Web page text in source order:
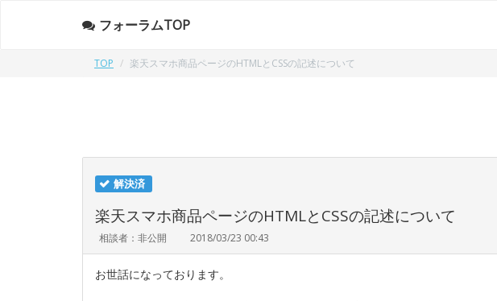
フォーラムTOP
TOP 楽天スマホ商品ページのHTMLとCSSの記述について
解決済
楽天スマホ商品ページのHTMLとCSSの記述について
相談者：非公開 2018/03/23 00:43
お世話になっております。